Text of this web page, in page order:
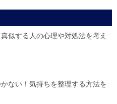
似する人の心理や対処法を考え
ない！気持ちを整理する方法を